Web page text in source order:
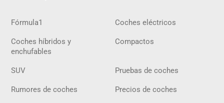
Fórmula1 Coches eléctricos
Coches híbridos y
enchufables
Compactos
SUV Pruebas de coches
Rumores de coches Precios de coches